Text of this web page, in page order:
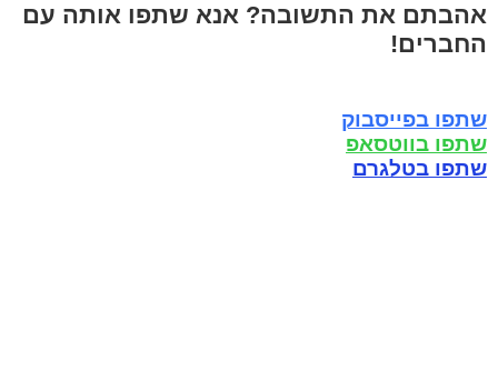
אהבתם את התשובה? אנא שתפו אותה עם
החברים!
שתפו בפייסבוק
שתפו בווטסאפ
שתפו בטלגרם